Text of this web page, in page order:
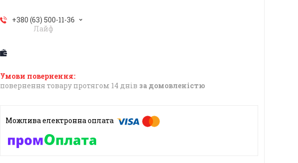
+380 (63) 500-11-36
Лайф
повернення товару протягом 14 днів за домовленістю